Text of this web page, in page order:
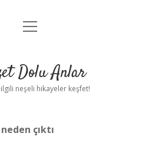
Anasayfa
Yasal Uyarı
menüyü
Dolu Anlar
neşeli hikayeler keşfet!
çıktı